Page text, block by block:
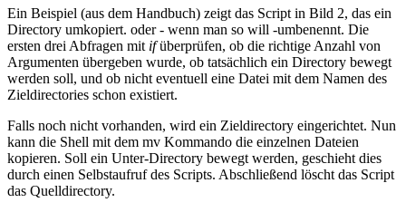
Ein Beispiel (aus dem Handbuch) zeigt das Script in Bild 2, das ein
Directory umkopiert. oder - wenn man so will -umbenennt. Die
ersten drei Abfragen mit ifüberprüfen, ob die richtige Anzahl von
Argumenten übergeben wurde, ob tatsächlich ein Directory bewegt
werden soll, und ob nicht eventuell eine Datei mit dem Namen des
Zieldirectories schon existiert.
Falls noch nicht vorhanden, wird ein Zieldirectory eingerichtet. Nun
kann die Shell mit dem mv Kommando die einzelnen Dateien
kopieren. Soll ein Unter-Directory bewegt werden, geschieht dies
durch einen Selbstaufruf des Scripts. Abschließend löscht das Script
das Quelldirectory.